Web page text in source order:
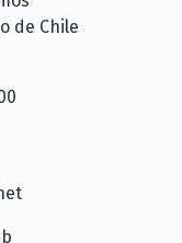
de Chile